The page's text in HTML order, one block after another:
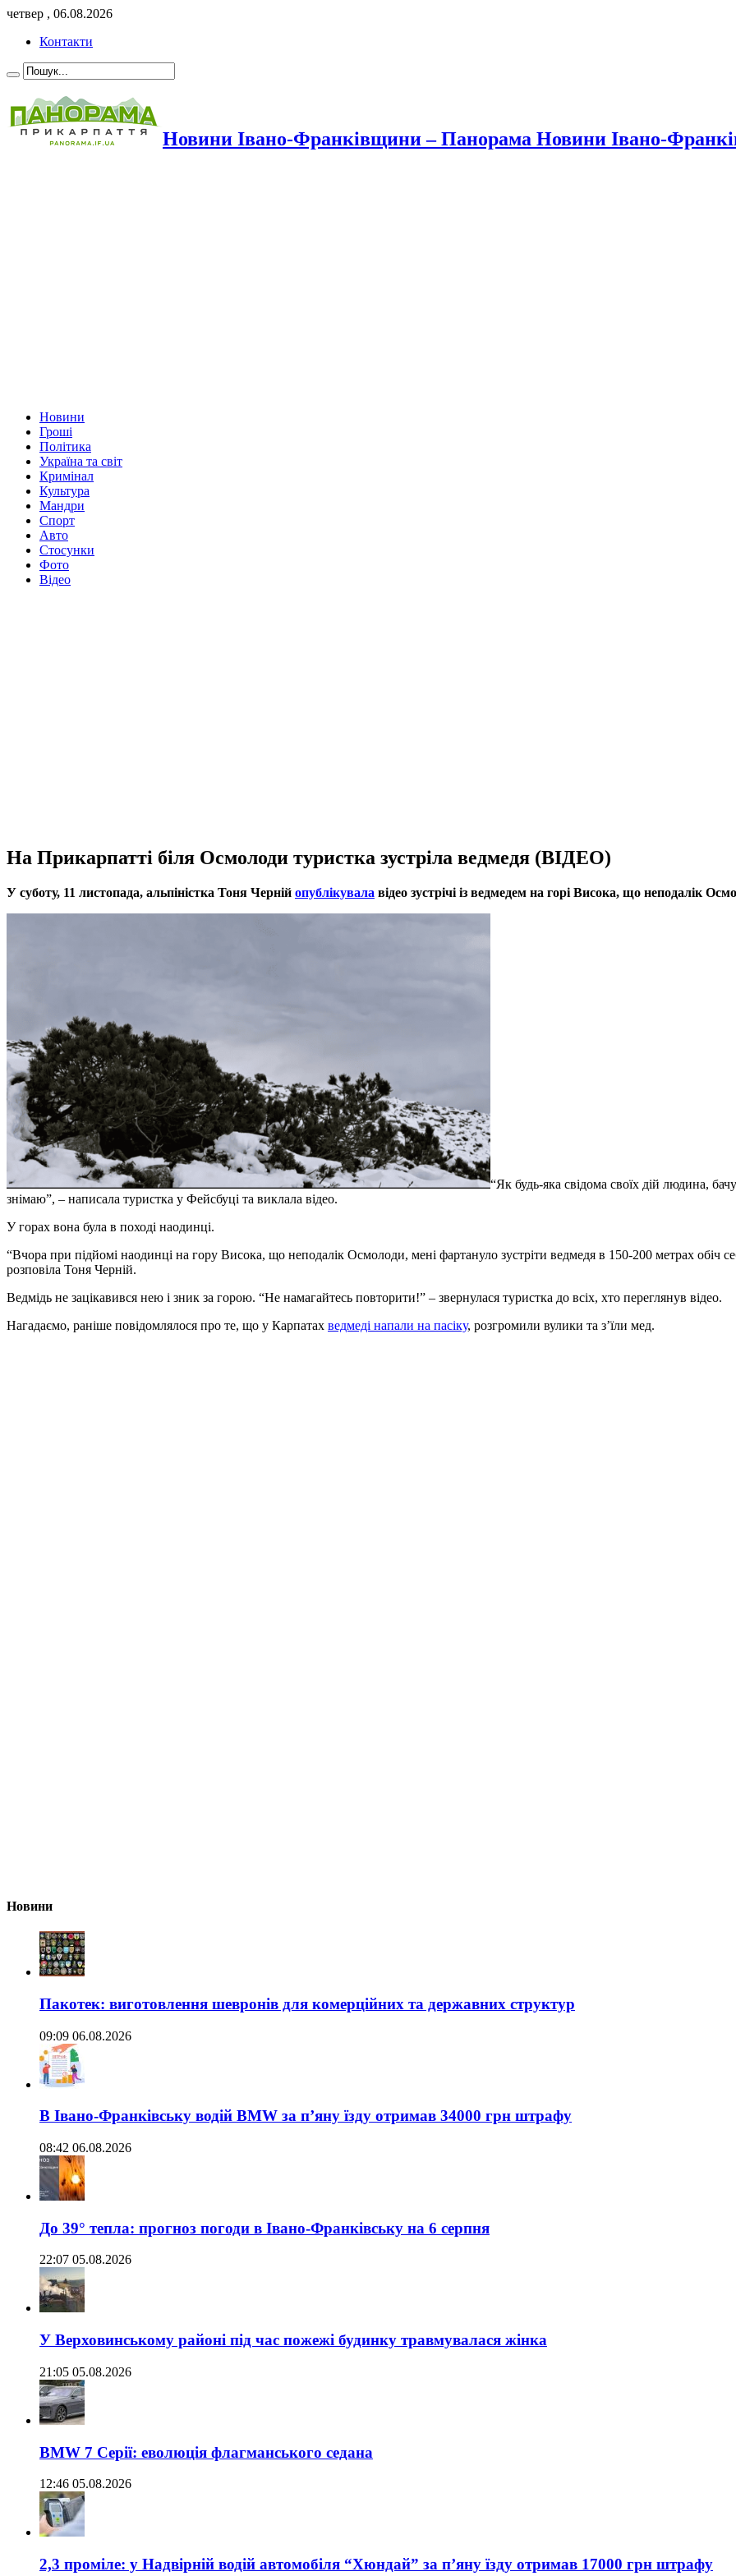
четвер , 06.08.2026
Контакти
Новини Івано-Франківщини – Панорама Новини Івано-
Новини
Гроші
Політика
Україна та світ
Кримінал
Культура
Мандри
Спорт
Авто
Стосунки
Фото
Відео
На Прикарпатті біля Осмолоди туристка зустріла ведмедя (ВІДЕО)
У суботу, 11 листопада, альпіністка Тоня Черній опублікувала відео зустрічі із ведмедем на горі Висока, що неподалік
“Як будь-яка свідома своїх дій людина,
знімаю”, – написала туристка у Фейсбуці та виклала відео.
У горах вона була в поході наодинці.
“Вчора при підйомі наодинці на гору Висока, що неподалік Осмолоди, мені фартануло зустріти ведмедя в 150-200 метрах обіч
розповіла Тоня Черній.
Ведмідь не зацікавився нею і зник за горою. “Не намагайтесь повторити!” – звернулася туристка до всіх, хто переглянув відео.
Нагадаємо, раніше повідомлялося про те, що у Карпатах ведмеді напали на пасіку, розгромили вулики та з’їли мед.
Новини
Пакотек: виготовлення шевронів для комерційних та державних структур
09:09 06.08.2026
В Івано-Франківську водій BMW за п’яну їзду отримав 34000 грн штрафу
08:42 06.08.2026
До 39° тепла: прогноз погоди в Івано-Франківську на 6 серпня
22:07 05.08.2026
У Верховинському районі під час пожежі будинку травмувалася жінка
21:05 05.08.2026
BMW 7 Серії: еволюція флагманського седана
12:46 05.08.2026
2,3 проміле: у Надвірній водій автомобіля “Хюндай” за п’яну їзду отримав 17000 грн штрафу